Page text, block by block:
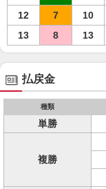
12
7 10
13
8 13
払戻金
種類
単勝
複勝